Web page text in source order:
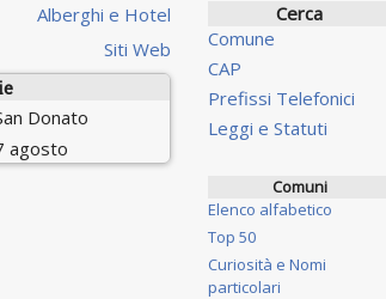
Alberghi e Hotel
Siti Web
Donato
agosto
Cerca
Comune
CAP
Prefissi Telefonici
Leggi e Statuti
Comuni
Elenco alfabetico
Top 50
Curiosità e Nomi
particolari